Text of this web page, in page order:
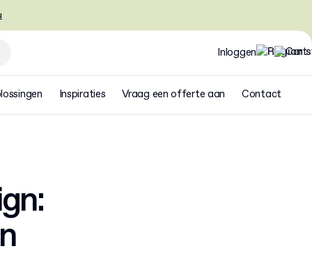
Inloggen
Inspiraties Vraag een offerte aan Contact